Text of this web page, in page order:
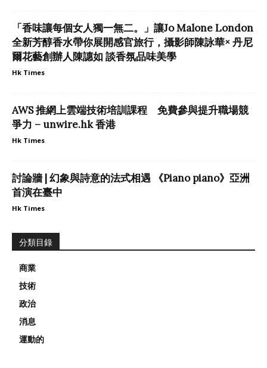
「香味讓每個女人獨一無二。」讓Jo Malone London
全新芳醇香水帶你展開感官旅行，攝影師陳詠華× 丹尼
爾花藝創辦人陳譓如 談香氛品味美學
Hk Times
AWS 推網上雲端技術培訓課程 免費參與提升職場競
爭力 – unwire.hk 香港
Hk Times
討論牆 | 幻象與詩意的法式相遇 《Piano piano》亞洲
首演在臺中
Hk Times
分類目錄
商業
技術
政治
消息
運動的